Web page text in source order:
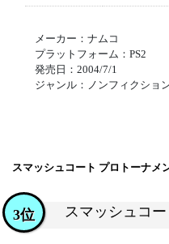
メーカー：ナムコ
プラットフォーム：PS2
発売日：2004/7/1
ジャンル：ノンフィクショ
スマッシュコート プロトーナメ
スマッシュコ
3位